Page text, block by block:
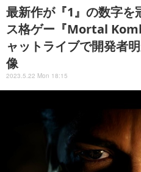
最新作が『1』の数字
ス格ゲー『Mortal
ャットライブで開発者
像
2023.5.22 Mon 18:15